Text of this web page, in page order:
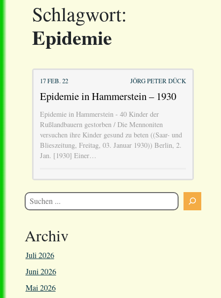
Schlagwort:
Epidemie
17 FEB. 22 JÖRG PETER DÜCK
Epidemie in Hammerstein – 1930
Epidemie in Hammerstein - 40 Kinder der
Rußlandbauern gestorben / Die Mennoniten
versuchen ihre Kinder gesund zu beten ((Saar- und
Blieszeitung, Freitag, 03. Januar 1930)) Berlin, 2.
Jan. [1930] Einer…
Archiv
Juli 2026
Juni 2026
Mai 2026